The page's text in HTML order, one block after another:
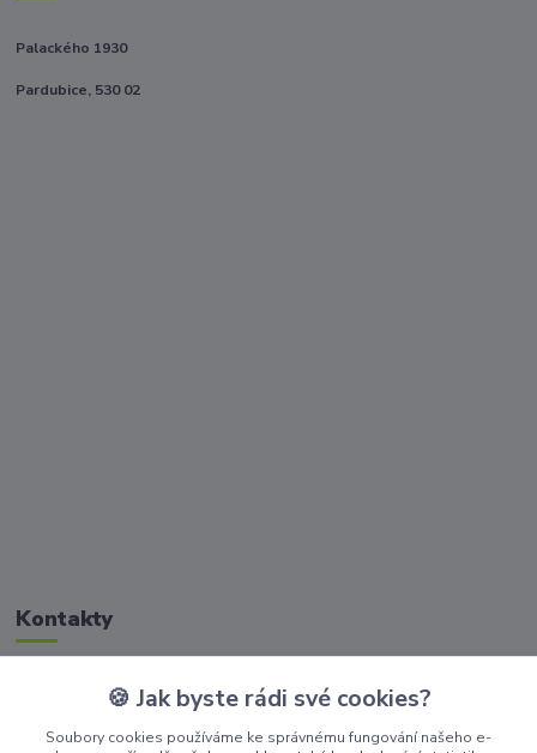
Palackého 1930
Pardubice, 530 02
Kontakty
Zákaznická podpora Golisimo
🍪 Jak byste rádi své cookies?
Soubory cookies používáme ke správnému fungování našeho e-